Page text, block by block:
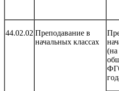
44.02.02 Преподавание в
начальных классах
(на